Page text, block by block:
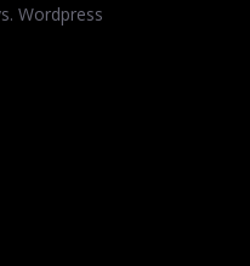
Wordpress